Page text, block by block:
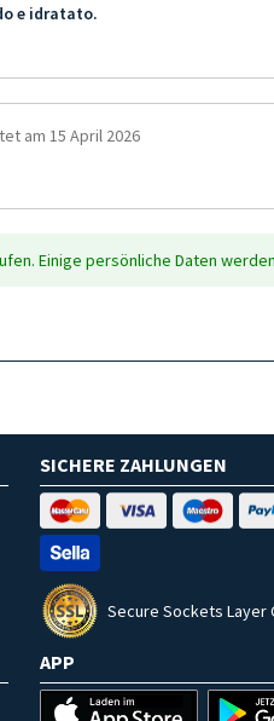
e idratato.
am 15 April 2026
Einige persönliche Daten
SICHERE ZAHLUNGEN
Secure Sockets Layer
APP